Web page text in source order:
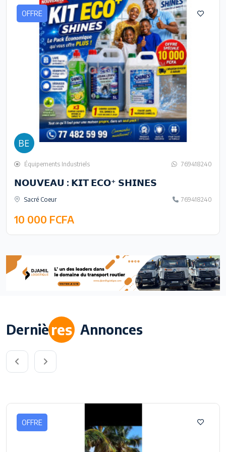
OFFRE
Équipements Industriels 769418240
𝗡𝗢𝗨𝗩𝗘𝗔𝗨 : 𝗞𝗜𝗧 𝗘𝗖𝗢⁺ 𝗦𝗛𝗜𝗡𝗘𝗦
Sacré Coeur 769418240
10 000 FCFA
Dernières Annonces
OFFRE